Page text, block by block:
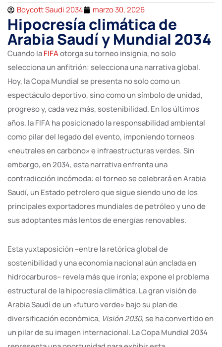
Boycott Saudi 2034 marzo 30, 2026
Hipocresía climática de
Arabia Saudí y Mundial 2034
Cuando laFIFAotorga su torneo insignia, no solo
selecciona un anfitrión: selecciona una narrativa global.
Hoy, la Copa Mundial se presenta no solo como un
espectáculo deportivo, sino como un símbolo de unidad,
progreso y, cada vez más, sostenibilidad. En los últimos
años, la FIFA ha posicionado la responsabilidad ambiental
como pilar del legado del evento, imponiendo torneos
«neutrales en carbono» e infraestructuras verdes. Sin
embargo, en 2034, esta narrativa enfrenta una
contradicción incómoda: el torneo se celebrará en Arabia
Saudí, un Estado petrolero que sigue siendo uno de los
principales exportadores mundiales de petróleo y uno de
sus adoptantes más lentos de energías renovables.
Esta yuxtaposición –entre la retórica global de
sostenibilidad y una economía nacional aún anclada en
hidrocarburos– revela más que ironía; expone el problema
estructural de la hipocresía climática. La gran visión de
Arabia Saudí de un «futuro verde» bajo su plan de
diversificación económica, Visión 2030, se ha convertido en
un pilar de su imagen internacional. La Copa Mundial 2034